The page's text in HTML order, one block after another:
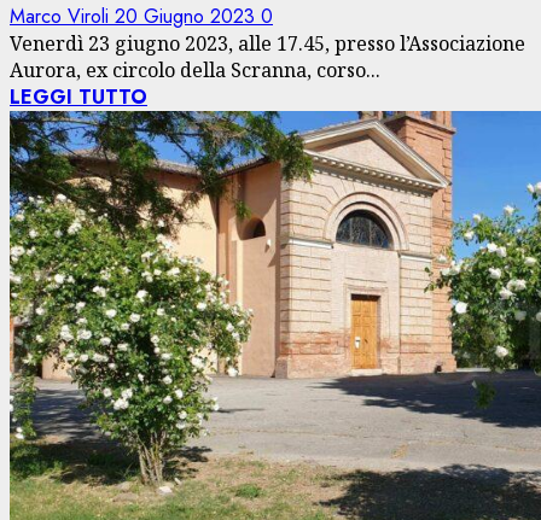
Marco Viroli 20 Giugno 2023 0
Venerdì 23 giugno 2023, alle 17.45, presso l’Associazione
Aurora, ex circolo della Scranna, corso...
LEGGI TUTTO